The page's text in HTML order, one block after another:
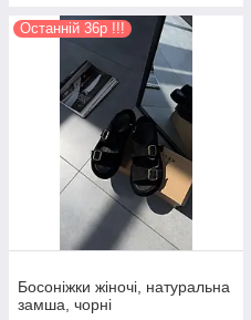
Останній 36р !!!
Босоніжки жіночі, натуральна
замша, чорні